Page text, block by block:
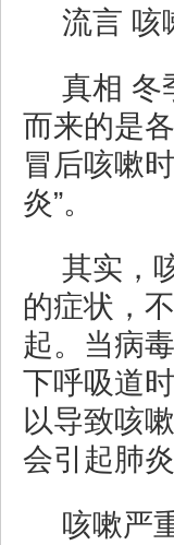
流言 咳
真相 冬
而来的是
冒后咳嗽
炎”。
其实，
的症状，
起。当病
下呼吸道
以导致咳
会引起肺炎
咳嗽严